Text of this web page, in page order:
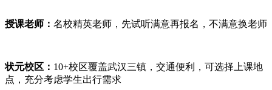
授课老师： 名校精英老师，先试听满意再报名，不满意换老师
状元校区： 10+校区覆盖武汉三镇，交通便利，可选择上课地
点，充分考虑学生出行需求